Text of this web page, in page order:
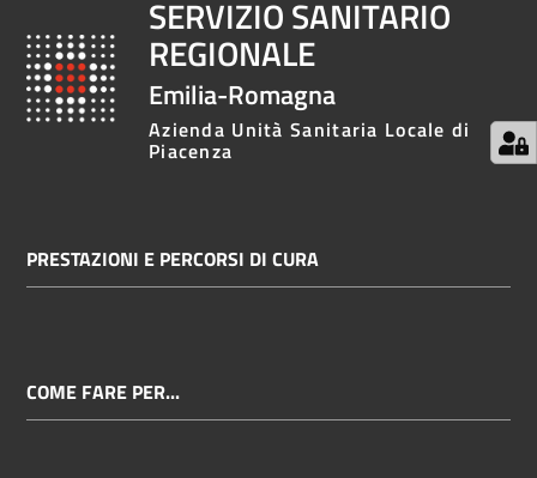
SERVIZIO SANITARIO
REGIONALE
Emilia-Romagna
Azienda Unità Sanitaria Locale di
Piacenza
PRESTAZIONI E PERCORSI DI CURA
COME FARE PER...